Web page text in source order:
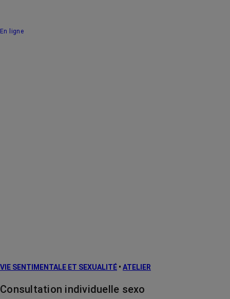
En ligne
VIE SENTIMENTALE ET SEXUALITÉ • ATELIER
Consultation individuelle sexo